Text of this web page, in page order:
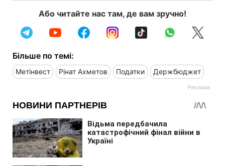
Або читайте нас там, де вам зручно!
Більше по темі:
Метінвест Рінат Ахметов Податки Держбюджет